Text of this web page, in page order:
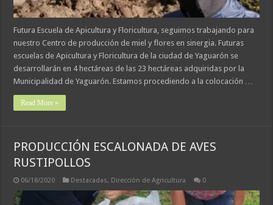
Futura Escuela de Apicultura y Floricultura, seguimos trabajando para
nuestro Centro de producción de miel y flores en sinergia. Futuras
escuelas de Apicultura y Floricultura de la ciudad de Yaguarón se
desarrollarán en 4 hectáreas de las 23 hectáreas adquiridas por la
Municipalidad de Yaguarón. Estamos procediendo a la colocación …
Read More »
PRODUCCIÓN ESCALONADA DE AVES
RUSTIPOLLOS
06/18/2020 Destacadas, Dirección de Agricultura 0